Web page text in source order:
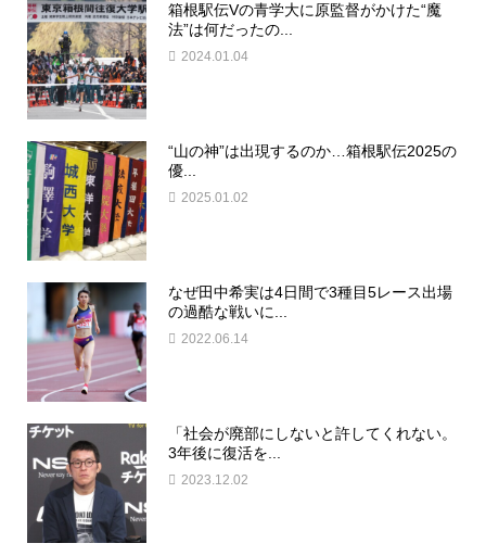
箱根駅伝Vの青学大に原監督がかけた“魔
法”は何だったの...
2024.01.04
“山の神”は出現するのか…箱根駅伝2025の
優...
2025.01.02
なぜ田中希実は4日間で3種目5レース出場
の過酷な戦いに...
2022.06.14
「社会が廃部にしないと許してくれない。
3年後に復活を...
2023.12.02